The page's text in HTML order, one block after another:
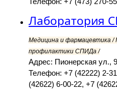
Лаборатория
Медицина и фармацевтика /
профилактики СПИДа /
Адрес: Пионерская ул.,
Телефон: +7 (42222) 2-
(42622) 6-00-22, +7